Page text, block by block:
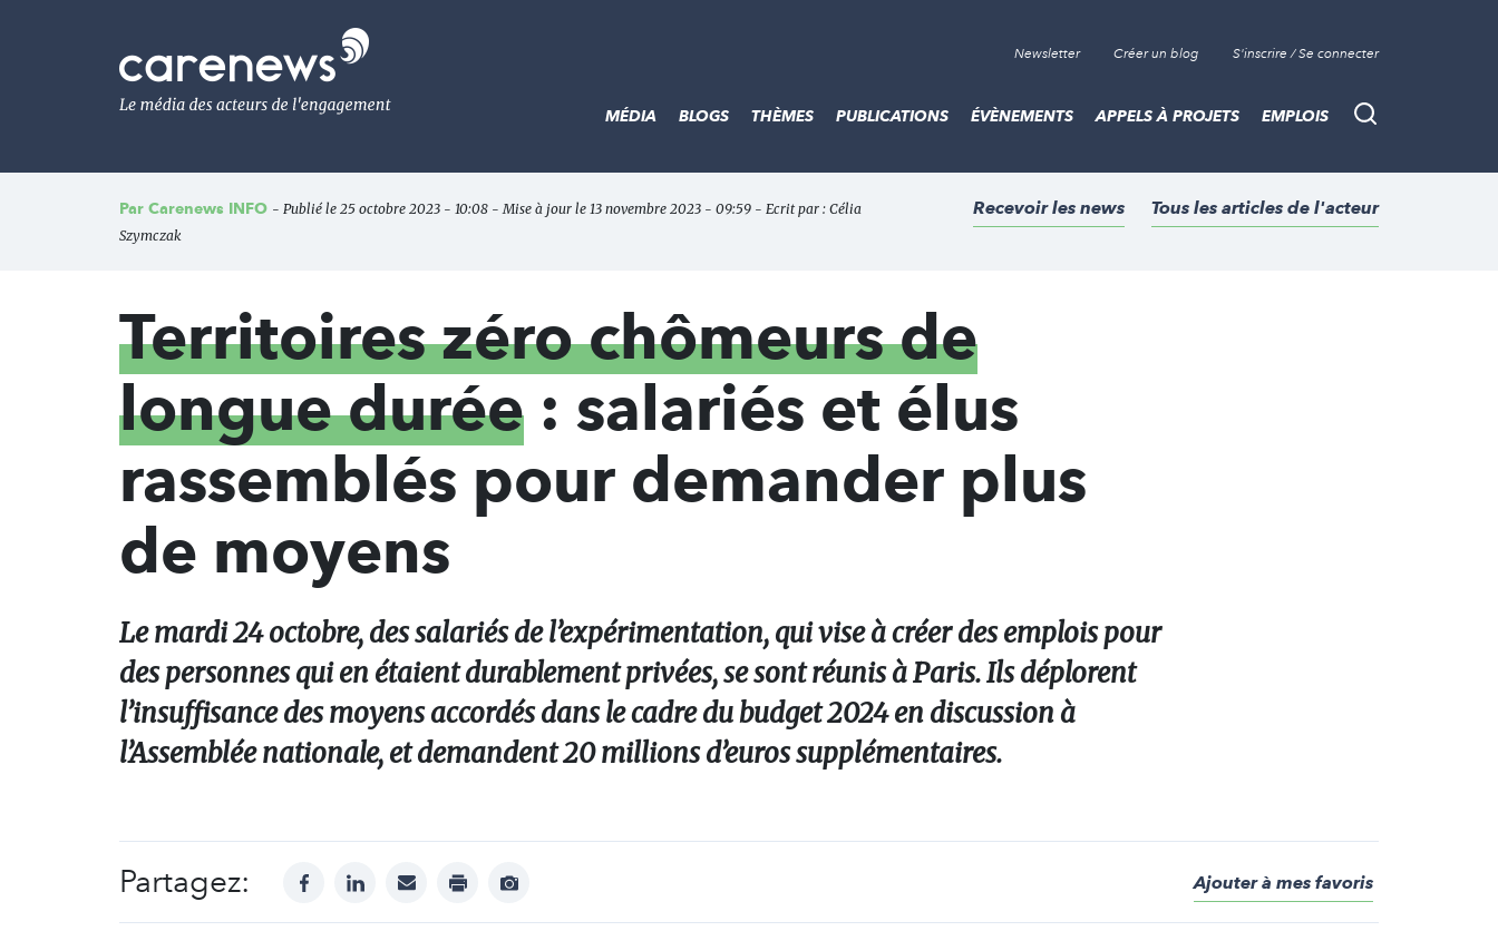
Le
média
de
l'engagement
Newsletter Créer un blog S'inscrire / Se connecter
Recherche
MÉDIA BLOGS THÈMES PUBLICATIONS ÉVÈNEMENTS APPELS À PROJETS EMPLOIS
Par Carenews INFO - Publié le 25 octobre 2023 - 10:08 - Mise à jour le 13 novembre 2023 - 09:59 - Ecrit par : Célia
Szymczak
Recevoir les news Tous les articles de l'acteur
Territoires zéro chômeurs de
longue durée : salariés et élus
rassemblés pour demander plus
de moyens
Le mardi 24 octobre, des salariés de l’expérimentation, qui vise à créer des emplois pour
des personnes qui en étaient durablement privées, se sont réunis à Paris. Ils déplorent
l’insuffisance des moyens accordés dans le cadre du budget 2024 en discussion à
l’Assemblée nationale, et demandent 20 millions d’euros supplémentaires.
Partagez: facebooklinkedinmail print
Afficher
Ajouter à mes favoris